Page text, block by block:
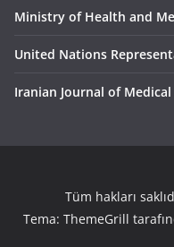
Ministry of Health and
United Nations
Iranian Journal of Medical
Tüm hakları
Tema: ThemeGrill